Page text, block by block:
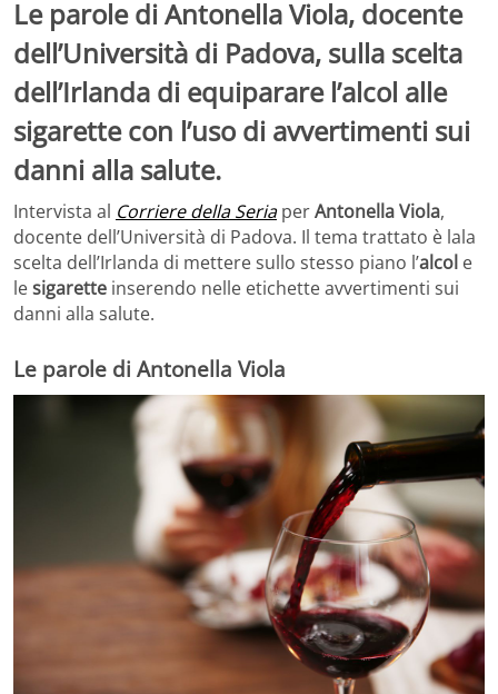
Le parole di Antonella Viola, docente
dell’Università di Padova, sulla scelta
dell’Irlanda di equiparare l’alcol alle
sigarette con l’uso di avvertimenti sui
danni alla salute.
Intervista al Corriere della SeriaperAntonella Viola,
docente dell’Università di Padova. Il tema trattato è lala
scelta dell’Irlanda di mettere sullo stesso piano l’alcol e
lesigarette inserendo nelle etichette avvertimenti sui
danni alla salute.
Le parole di Antonella Viola